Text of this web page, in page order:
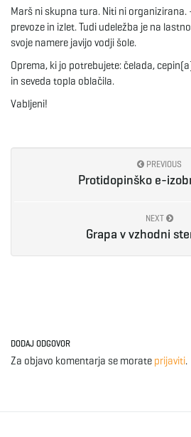
Marš ni skupna tura. Niti ni organizirana.
prevoze in izlet. Tudi udeležba je na
svoje namere javijo vodji šole.
Oprema, ki jo potrebujete: čelada,
in seveda topla oblačila.
Vabljeni!
PREVIOUS
Protidopinško e-
NEXT
Grapa v vzhodni
DODAJ ODGOVOR
Za objavo komentarja se morate prijaviti.